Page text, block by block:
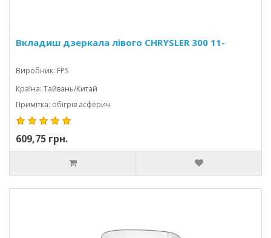
Вкладиш дзеркала лівого CHRYSLER 300 11-
Виробник: FPS
Країна: Тайвань/Китай
Примітка: обігрів асферич.
609,75 грн.